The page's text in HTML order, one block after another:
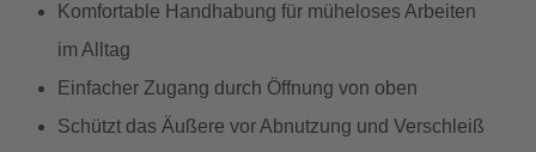
Komfortable Handhabung für müheloses Arbeiten
im Alltag
Einfacher Zugang durch Öffnung von oben
Schützt das Äußere vor Abnutzung und Verschleiß